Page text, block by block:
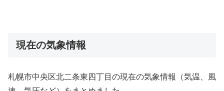
現在の気象情報
札幌市中央区北二条東四丁目の現在の気象情報（気温、風